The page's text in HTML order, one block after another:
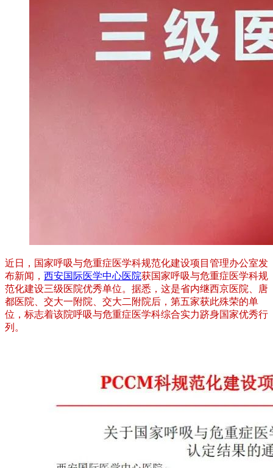
近日，国家呼吸与危重症医学科规范化建设项目管理办公室发
布新闻， 西安国际医学中心医院获国家呼吸与危重症医学科规
范化建设三级医院优秀单位。据悉，这是省内继西京医院、唐
都医院、交大一附院、交大二附院后，第五家获此殊荣的单
位，标志着该院呼吸与危重症医学科综合实力跻身国家优秀行
列。